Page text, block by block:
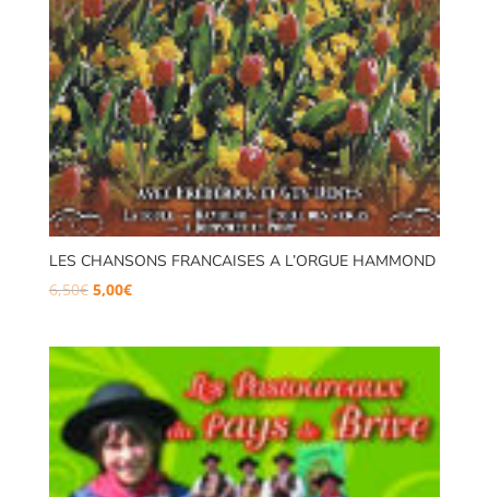
LES CHANSONS FRANCAISES A L’ORGUE HAMMOND
6,50€ Le
était :
6,50€.
5,00€Le
est :
5,00€.